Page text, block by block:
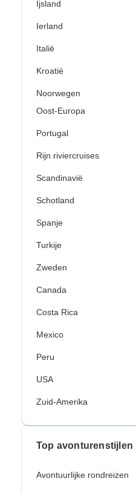
Ijsland
Ierland
Italië
Kroatië
Noorwegen
Oost-Europa
Portugal
Rijn riviercruises
Scandinavië
Schotland
Spanje
Turkije
Zweden
Canada
Costa Rica
Mexico
Peru
USA
Zuid-Amerika
Top avonturenstijlen
Avontuurlijke rondreizen